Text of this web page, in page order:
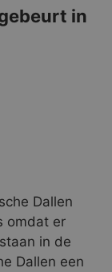
in
Dallen
omdat er
in de
Dallen een